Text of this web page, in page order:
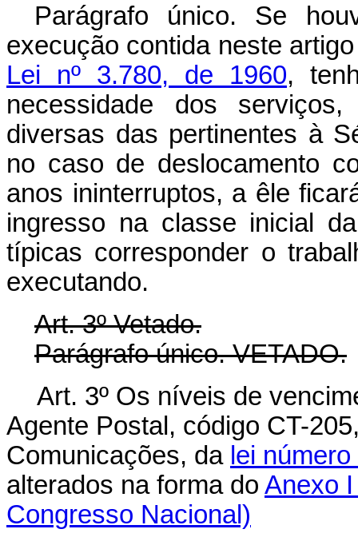
Parágrafo único. Se
execução contida neste
Lei nº 3.780, de 1960,
necessidade dos
diversas das pertinentes à
no caso de deslocamento
anos ininterruptos, a êle
ingresso na classe inicial
típicas corresponder o
executando.
Art. 3º Vetado.
Parágrafo único. VETADO.
Art. 3º Os níveis de
Agente Postal, código CT-
Comunicações, da lei
alterados na forma do Anexo
Congresso Nacional)